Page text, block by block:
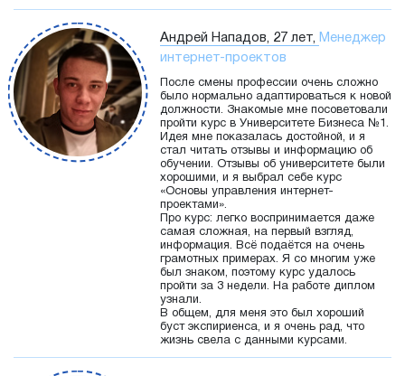
Андрей Нападов, 27 лет, Менеджер
интернет-проектов
После смены профессии очень сложно
было нормально адаптироваться к новой
должности. Знакомые мне посоветовали
пройти курс в Университете Бизнеса №1.
Идея мне показалась достойной, и я
стал читать отзывы и информацию об
обучении. Отзывы об университете были
хорошими, и я выбрал себе курс
«Основы управления интернет-
проектами».
Про курс: легко воспринимается даже
самая сложная, на первый взгляд,
информация. Всё подаётся на очень
грамотных примерах. Я со многим уже
был знаком, поэтому курс удалось
пройти за 3 недели. На работе диплом
узнали.
В общем, для меня это был хороший
буст экспириенса, и я очень рад, что
жизнь свела с данными курсами.